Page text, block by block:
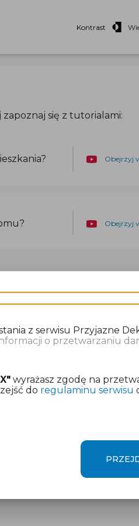
Kontrast
się z tutorialami:
Obejrzyj
Obejrzyj
z serwisu Przyjazne
o przetwarzaniu
wyrażasz zgodę na
do regulaminu serwisu